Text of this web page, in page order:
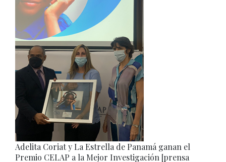
Adelita Coriat y La Estrella de Panamá ganan el
Premio CELAP a la Mejor Investigación [prensa